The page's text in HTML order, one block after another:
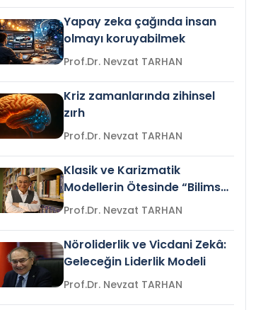
Yapay zeka çağında insan
olmayı koruyabilmek
Prof.Dr. Nevzat TARHAN
Kriz zamanlarında zihinsel
zırh
Prof.Dr. Nevzat TARHAN
Klasik ve Karizmatik
Modellerin Ötesinde “Bilimsel
Liderlik”
Prof.Dr. Nevzat TARHAN
Nöroliderlik ve Vicdani Zekâ:
Geleceğin Liderlik Modeli
Prof.Dr. Nevzat TARHAN